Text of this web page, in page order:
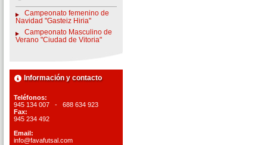
Campeonato femenino de
Navidad "Gasteiz Hiria"
Campeonato Masculino de
Verano "Ciudad de Vitoria"
Información y contacto
Teléfonos:
945 134 007 - 688 634 923
Fax:
945 234 492
Email:
info@favafutsal.com